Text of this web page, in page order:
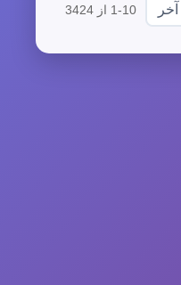
آخر 1-10 از 3424